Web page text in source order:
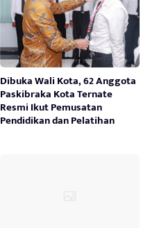
Dibuka Wali Kota, 62 Anggota
Paskibraka Kota Ternate
Resmi Ikut Pemusatan
Pendidikan dan Pelatihan